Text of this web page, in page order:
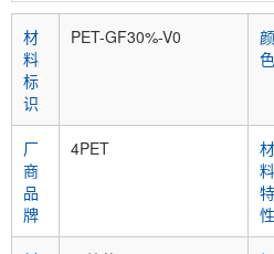
材
料
标
识
PET-GF30%-V0
颜
色
厂
商
品
牌
4PET
材
料
特
性